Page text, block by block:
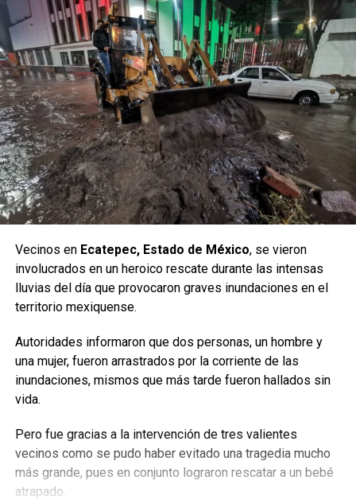
Vecinos en Ecatepec, Estado de México, se vieron
involucrados en un heroico rescate durante las intensas
lluvias del día que provocaron graves inundaciones en el
territorio mexiquense.
Autoridades informaron que dos personas, un hombre y
una mujer, fueron arrastrados por la corriente de las
inundaciones, mismos que más tarde fueron hallados sin
vida.
Pero fue gracias a la intervención de tres valientes
vecinos como se pudo haber evitado una tragedia mucho
más grande, pues en conjunto lograron rescatar a un bebé
atrapado.